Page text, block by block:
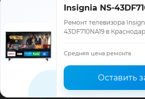
Insignia NS-
Ремонт телевизора
43DF710NA19 в
Insignia, смета до
гарантия до 12 ме…
Средняя цена ремонта
Оставить